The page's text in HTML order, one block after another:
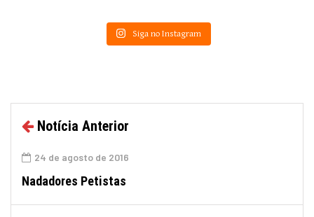
Siga no Instagram
Notícia Anterior
24 de agosto de 2016
Nadadores Petistas